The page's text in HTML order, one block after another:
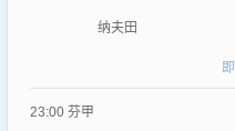
纳夫田
23:00 芬甲